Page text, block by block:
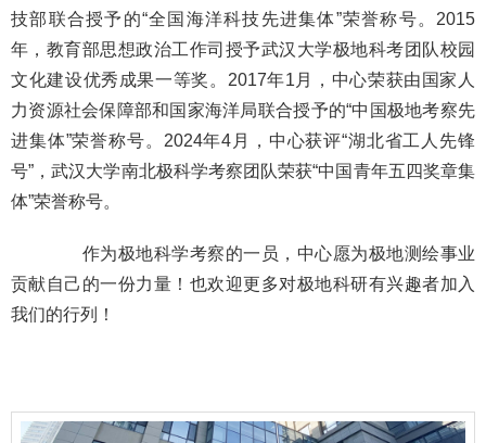
技部联合授予的“全国海洋科技先进集体”荣誉称号。 2015
年，教育部思想政治工作司授予武汉大学极地科考团队校园
文化建设优秀成果一等奖。 2017年1月，中心荣获由国家人
力资源社会保障部和国家海洋局联合授予的“中国极地考察先
进集体”荣誉称号。2024年4月， 中心获评“湖北省工人先锋
号”，武汉大学南北极科学考察团队荣获“中国青年五四奖章集
体”荣誉称号。
作为极地科学考察的一员，中心愿为极地测绘事业
贡献自己的一份力量！也欢迎更多对极地科研有兴趣者加入
我们的行列
！